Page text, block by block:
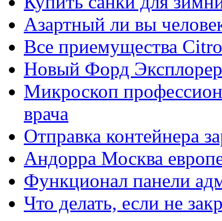
Азартный ли вы
Все приемущества
Новый Форд
Микроскоп
врача
Отправка контейнера
Андорра Москва
Функционал панели
Что делать, если не